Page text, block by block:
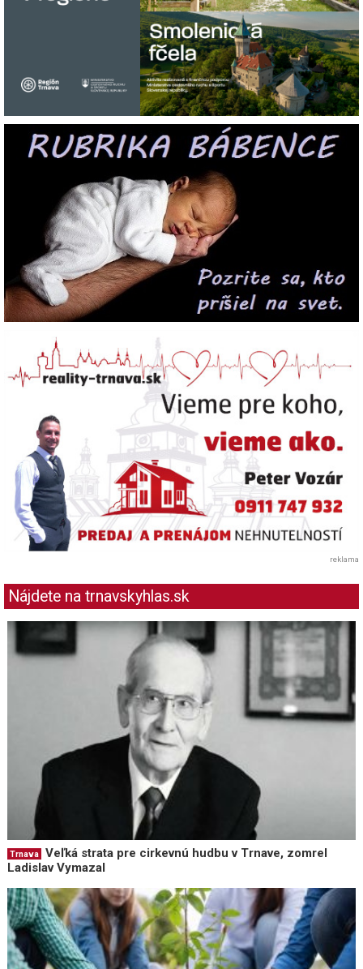
reklama
Nájdete na trnavskyhlas.sk
Trnava
Veľká strata pre cirkevnú hudbu v Trnave, zomrel
Ladislav Vymazal